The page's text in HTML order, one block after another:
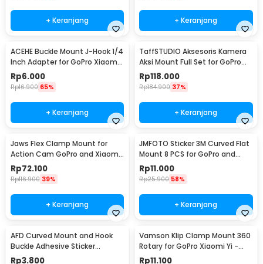
+ Keranjang + Keranjang
ACEHE Buckle Mount J-Hook 1/4
Inch Adapter for GoPro Xiaomi
Yi - AC18
Rp6.000
Rp16.900 65%
+ Keranjang
TaffSTUDIO Aksesoris Kamera
Aksi Mount Full Set for GoPro
Xiaomi Yi - GS41
Rp118.000
Rp184.900 37%
+ Keranjang
Jaws Flex Clamp Mount for
Action Cam GoPro and Xiaomi
Yi - XH0571
Rp72.100
Rp116.900 39%
+ Keranjang
JMFOTO Sticker 3M Curved Flat
Mount 8 PCS for GoPro and
Xiaomi Yi - 1031
Rp11.000
Rp25.900 58%
+ Keranjang
AFD Curved Mount and Hook
Buckle Adhesive Sticker
Kamera Aksi - A5001
Rp3.800
Vamson Klip Clamp Mount 360
Rotary for GoPro Xiaomi Yi -
VP512A
Rp11.100